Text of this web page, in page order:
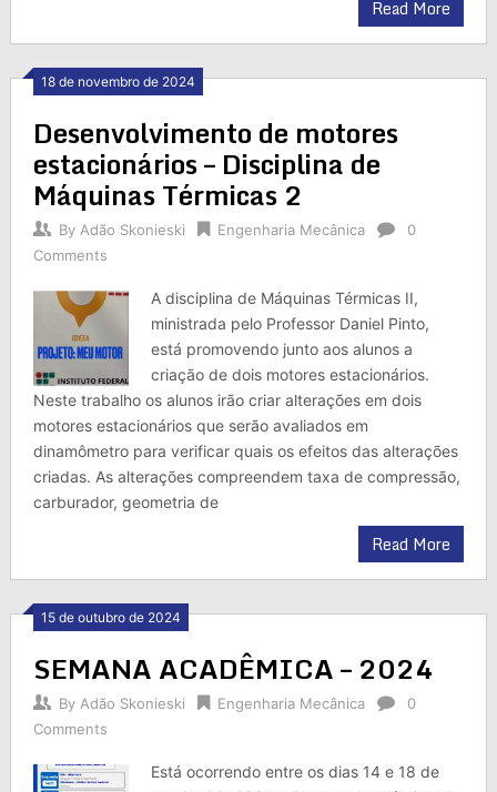
Read More
18 de novembro de 2024
Desenvolvimento de motores
estacionários – Disciplina de
Máquinas Térmicas 2
By Adão Skonieski Engenharia Mecânica
0
Comments
A disciplina de Máquinas Térmicas II,
ministrada pelo Professor Daniel Pinto,
está promovendo junto aos alunos a
criação de dois motores estacionários.
Neste trabalho os alunos irão criar alterações em dois
motores estacionários que serão avaliados em
dinamômetro para verificar quais os efeitos das alterações
criadas. As alterações compreendem taxa de compressão,
carburador, geometria de
Read More
15 de outubro de 2024
SEMANA ACADÊMICA – 2024
By Adão Skonieski Engenharia Mecânica
0
Comments
Está ocorrendo entre os dias 14 e 18 de